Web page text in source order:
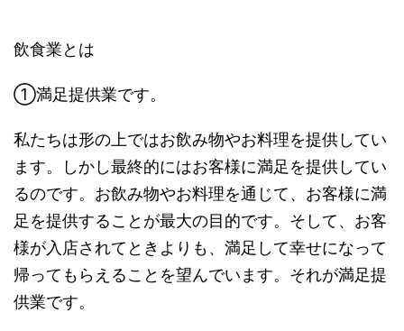
飲食業とは
①満足提供業です。
私たちは形の上ではお飲み物やお料理を提供してい
ます。しかし最終的にはお客様に満足を提供してい
るのです。お飲み物やお料理を通じて、お客様に満
足を提供することが最大の目的です。そして、お客
様が入店されてときよりも、満足して幸せになって
帰ってもらえることを望んでいます。それが満足提
供業です。